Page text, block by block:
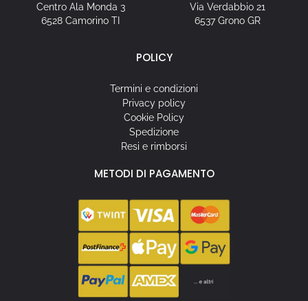
Centro Ala Monda 3
6528 Camorino TI
Via Verdabbio 21
6537 Grono GR
POLICY
Termini e condizioni
Privacy policy
Cookie Policy
Spedizione
Resi e rimborsi
METODI DI PAGAMENTO